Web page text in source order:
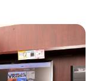
。